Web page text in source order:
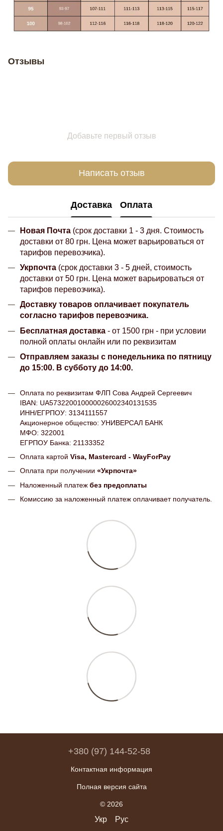
Отзывы
Добавьте первый отзыв
Написать отзыв
Доставка Оплата
Новая Почта (срок доставки 1 - 3 дня. Стоимость
доставки от 80 грн. Цена может варьироваться от
тарифов перевозчика).
Укрпочта (срок доставки 3 - 5 дней, стоимость
доставки от 50 грн. Цена может варьироваться от
тарифов перевозчика).
Доставку товаров оплачивает покупатель
согласно тарифов перевозчика.
Бесплатная доставка - от 1500 грн - при условии
полной оплаты онлайн или по реквизитам
Отправляем заказы с понедельника по пятницу
до 15:00. В субботу до 14:00.
Оплата по реквизитам ФЛП Сова Андрей Сергеевич
IBAN: UA573220010000026002340131535
ИНН/ЕГРПОУ: 3134111557
Акционерное общество: УНИВЕРСАЛ БАНК
МФО: 322001
ЕГРПОУ Банка: 21133352
Оплата картой Visa, Mastercard - WayForPay
Оплата при получении «Укрпочта»
Наложенный платеж без предоплаты
Комиссию за наложенный платеж оплачивает получатель.
+380 (97) 144-52-58
Контактная информация
Полная версия сайта
© 2026
Укр Рус